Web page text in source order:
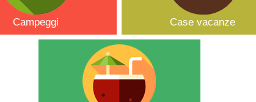
Campeggi Case vacanze